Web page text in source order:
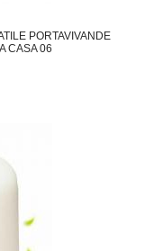
PORTAVIVANDE
CASA 06